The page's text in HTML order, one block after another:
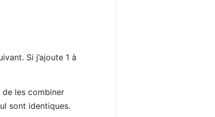
Si j’ajoute 1 à
les combiner
sont identiques.